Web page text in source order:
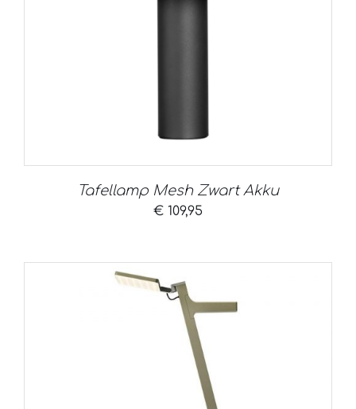
Tafellamp Mesh Zwart Akku
€ 109,95